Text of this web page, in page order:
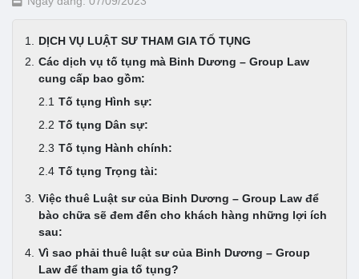
DỊCH VỤ LUẬT SƯ THAM GIA TỐ TỤNG
Các dịch vụ tố tụng mà Binh Dương – Group Law
cung cấp bao gồm:
Tố tụng Hình sự:
Tố tụng Dân sự:
Tố tụng Hành chính:
Tố tụng Trọng tài:
Việc thuê Luật sư của Binh Dương – Group Law để
bào chữa sẽ đem đến cho khách hàng những lợi ích
sau:
Vì sao phải thuê luật sư của Binh Dương – Group
Law để tham gia tố tụng?